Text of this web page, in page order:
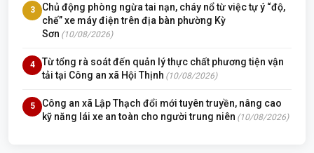
3
Chủ động phòng ngừa tai nạn, cháy nổ từ việc tự ý “độ,
chế” xe máy điện trên địa bàn phường Kỳ
Sơn (10/08/2026)
4
Từ tổng rà soát đến quản lý thực chất phương tiện vận
tải tại Công an xã Hội Thịnh (10/08/2026)
5
Công an xã Lập Thạch đổi mới tuyên truyền, nâng cao
kỹ năng lái xe an toàn cho người trung niên (10/08/2026)